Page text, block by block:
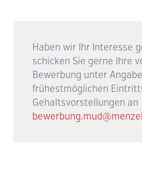
Haben wir Ihr Interesse
schicken Sie gerne Ihre
Bewerbung unter
frühestmöglichen
Gehaltsvorstellungen an